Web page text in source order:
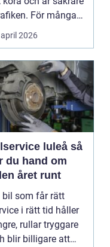
För många
cy...2026
luleå så
du hand om
året runt
bil som får rätt
i rätt tid håller
rullar tryggare
blir billigare att